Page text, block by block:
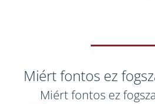
Miért fontos ez
Miért fontos ez